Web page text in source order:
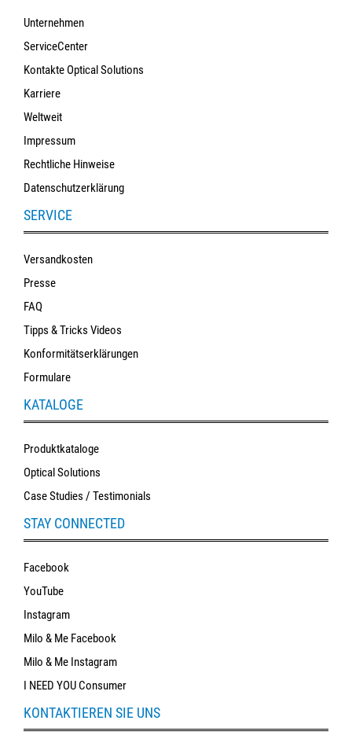
Unternehmen
ServiceCenter
Kontakte Optical Solutions
Karriere
Weltweit
Impressum
Rechtliche Hinweise
Datenschutzerklärung
SERVICE
Versandkosten
Presse
FAQ
Tipps & Tricks Videos
Konformitätserklärungen
Formulare
KATALOGE
Produktkataloge
Optical Solutions
Case Studies / Testimonials
STAY CONNECTED
Facebook
YouTube
Instagram
Milo & Me Facebook
Milo & Me Instagram
I NEED YOU Consumer
KONTAKTIEREN SIE UNS